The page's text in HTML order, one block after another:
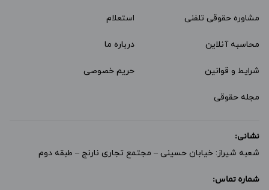
مشاوره حقوقی تلفنی استعلام
محاسبه آنلاین درباره ما
شرایط و قوانین حریم خصوصی
مجله حقوقی
نشانی:
شعبه شیراز: خیابان حسینی – مجتمع تجاری نارنج – طبقه دوم
شماره تماس: